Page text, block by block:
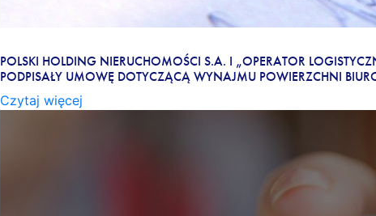
POLSKI HOLDING NIERUCHOMOŚCI S.A. I „OPERATOR
PODPISAŁY UMOWĘ DOTYCZĄCĄ WYNAJMU POWIERZCHNI
Czytaj więcej